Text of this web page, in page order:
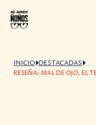
INICIO DESTACADAS
RESEÑA: MAL DE OJO, EL